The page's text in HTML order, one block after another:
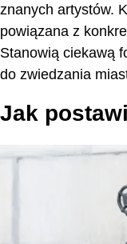
znanych artystów.
powiązana z
Stanowią ciekawą
do zwiedzania
Jak